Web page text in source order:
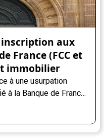
aux
France (FCC et
immobilier
à une usurpation
à la Banque de France